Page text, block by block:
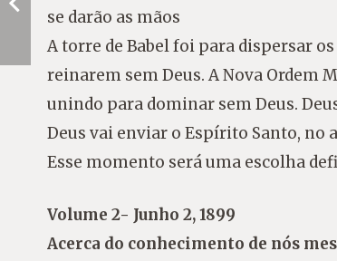
se darão as mãos
A torre de Babel foi para dispersar
reinarem sem Deus. A Nova Ordem
unindo para dominar sem Deus.
Deus vai enviar o Espírito Santo, no
Esse momento será uma escolha
Volume 2- Junho 2, 1899
Acerca do conhecimento de nós